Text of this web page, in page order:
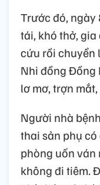
Trước đó, ngày
tái, khó thở,
cứu rồi chuyển
Nhi đồng Đồng
lơ mơ, trợn
Người nhà
thai sản phụ
phòng uốn ván
không đi tiêm.